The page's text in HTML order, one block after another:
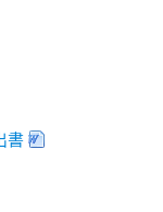
書